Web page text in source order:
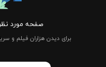
صفحه مورد
برای دیدن هزاران فیلم و